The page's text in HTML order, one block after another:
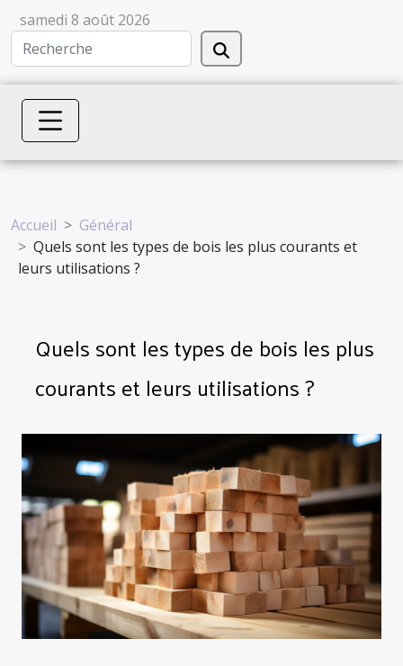
samedi 8 août 2026
Accueil
Général
Quels sont les types de bois les plus courants et
leurs utilisations ?
Quels sont les types de bois les plus
courants et leurs utilisations ?